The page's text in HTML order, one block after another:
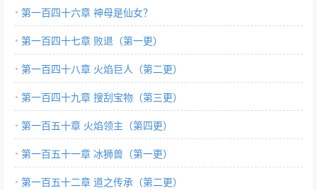
第一百四十六章 神母是仙女？
第一百四十七章 败退（第一更）
第一百四十八章 火焰巨人（第二更）
第一百四十九章 搜刮宝物（第三更）
第一百五十章 火焰领主（第四更）
第一百五十一章 冰狮兽（第一更）
第一百五十二章 道之传承（第二更）